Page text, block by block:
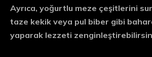
Ayrıca, yoğurtlu meze çeşitlerini
taze kekik veya pul biber gibi
yaparak lezzeti